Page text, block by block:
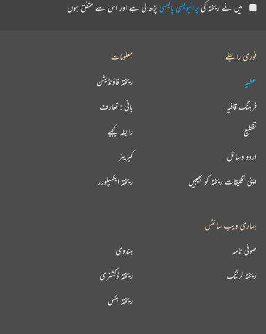
میں نے ریختہ کیپرائیویسی پالیسیپڑھ لی ہے اور اس سے متفق ہوں
فوری رابطے
عطیہ
فرہنگ قافیہ
تقطیع
اردو وسائل
اپنی تخلیقات ریختہ کو بھیجیں
معلومات
ریختہ فاؤنڈیشن
بانی : تعارف
رابطہ کیجیے
کیریئر
ریختہ ایکسپلورر
ہماری ویب سائٹس
ہندوی صوفی نامہ
ریختہ ڈکشنری ریختہ لرننگ
ریختہ بکس